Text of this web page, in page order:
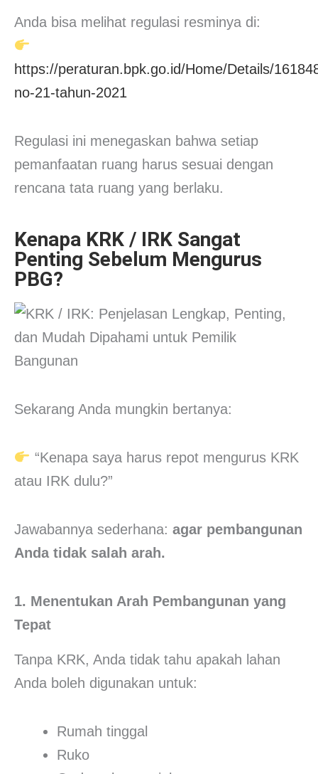
Anda bisa melihat regulasi resminya di:
https://peraturan.bpk.go.id/Home/Details/
no-21-tahun-2021
Regulasi ini menegaskan bahwa setiap
pemanfaatan ruang harus sesuai dengan
rencana tata ruang yang berlaku.
Kenapa KRK / IRK Sangat
Penting Sebelum Mengurus
PBG?
Sekarang Anda mungkin bertanya:
“Kenapa saya harus repot mengurus KRK
atau IRK dulu?”
Jawabannya sederhana: agar pembangunan
Anda tidak salah arah.
1. Menentukan Arah Pembangunan yang
Tepat
Tanpa KRK, Anda tidak tahu apakah lahan
Anda boleh digunakan untuk:
Rumah tinggal
Ruko